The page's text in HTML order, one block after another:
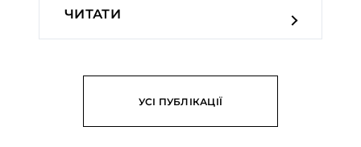
ЧИТАТИ
УСІ ПУБЛІКАЦІЇ